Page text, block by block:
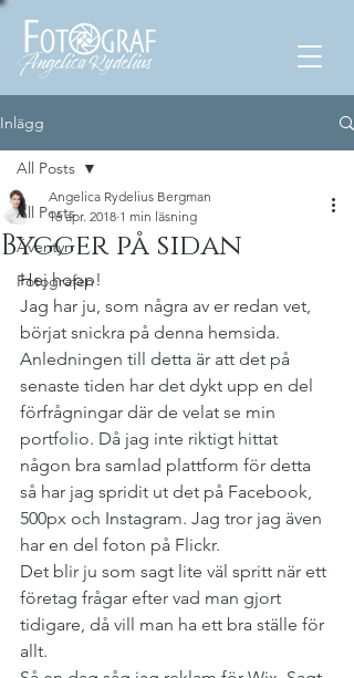
Inlägg
All Posts
Äventyr
Fotografen
All Posts
Bygger på sidan
Angelica Rydelius Bergman
16 apr. 2018 1 min läsning
Hej hopp!
Jag har ju, som några av er redan vet,
börjat snickra på denna hemsida.
Anledningen till detta är att det på
senaste tiden har det dykt upp en del
förfrågningar där de velat se min
portfolio. Då jag inte riktigt hittat
någon bra samlad plattform för detta
så har jag spridit ut det på Facebook,
500px och Instagram. Jag tror jag även
har en del foton på Flickr.
Det blir ju som sagt lite väl spritt när ett
företag frågar efter vad man gjort
tidigare, då vill man ha ett bra ställe för
allt.